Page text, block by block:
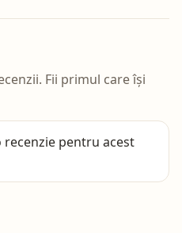
Fii primul care își
recenzie pentru acest